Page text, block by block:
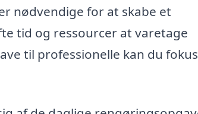
nødvendige for at skabe et
tid og ressourcer at varetage
til professionelle kan du